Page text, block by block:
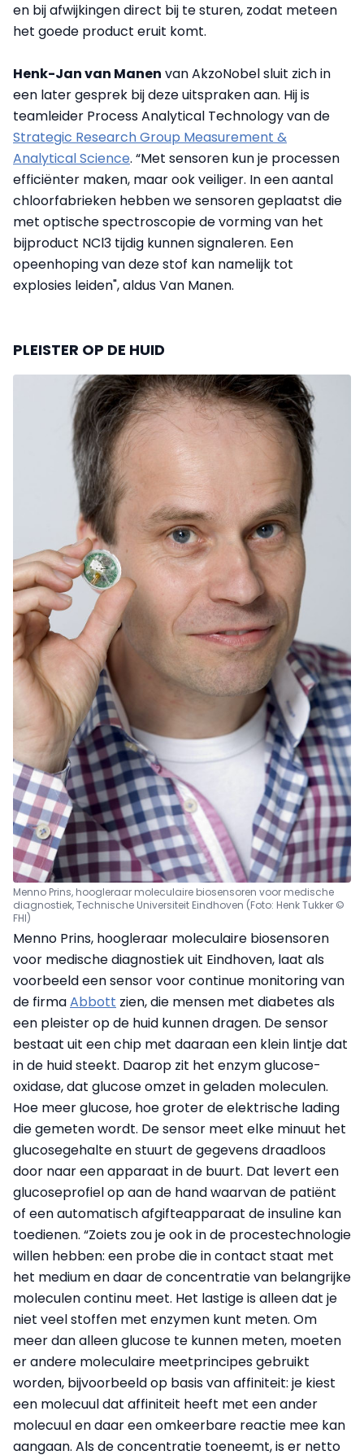
en bij afwijkingen direct bij te sturen, zodat meteen
het goede product eruit komt.
Henk-Jan van Manen van AkzoNobel sluit zich in
een later gesprek bij deze uitspraken aan. Hij is
teamleider Process Analytical Technology van de
Strategic Research Group Measurement &
Analytical Science. “Met sensoren kun je processen
efficiënter maken, maar ook veiliger. In een aantal
chloorfabrieken hebben we sensoren geplaatst die
met optische spectroscopie de vorming van het
bijproduct NCl3 tijdig kunnen signaleren. Een
opeenhoping van deze stof kan namelijk tot
explosies leiden", aldus Van Manen.
PLEISTER OP DE HUID
Menno Prins, hoogleraar moleculaire biosensoren voor medische
diagnostiek,Technische Universiteit Eindhoven (Foto: Henk Tukker ©
FHI)
Menno Prins, hoogleraar moleculaire biosensoren
voor medische diagnostiek uit Eindhoven, laat als
voorbeeld een sensor voor continue monitoring van
de firmaAbbott zien, die mensen met diabetes als
een pleister op de huid kunnen dragen. De sensor
bestaat uit een chip met daaraan een klein lintje dat
in de huid steekt. Daarop zit het enzym glucose-
oxidase, dat glucose omzet in geladen moleculen.
Hoe meer glucose, hoe groter de elektrische lading
die gemeten wordt. De sensor meet elke minuut het
glucosegehalte en stuurt de gegevens draadloos
door naar een apparaat in de buurt. Dat levert een
glucoseprofiel op aan de hand waarvan de patiënt
of een automatisch afgifteapparaat de insuline kan
toedienen. “Zoiets zou je ook in de procestechnologie
willen hebben: een probe die in contact staat met
het medium en daar de concentratie van belangrijke
moleculen continu meet. Het lastige is alleen dat je
niet veel stoffen met enzymen kunt meten. Om
meer dan alleen glucose te kunnen meten, moeten
er andere moleculaire meetprincipes gebruikt
worden, bijvoorbeeld op basis van affiniteit: je kiest
een molecuul dat affiniteit heeft met een ander
molecuul en daar een omkeerbare reactie mee kan
aangaan. Als de concentratie toeneemt, is er netto